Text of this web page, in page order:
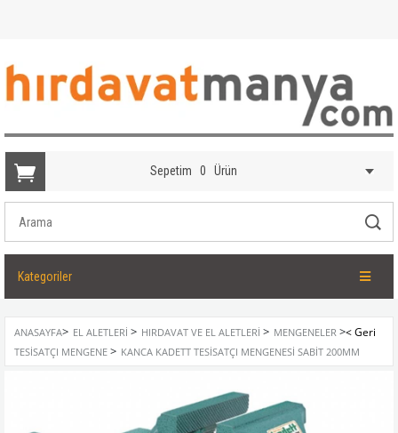
Sepetim 0 Ürün
Kategoriler
ANASAYFA> EL ALETLERI > HIRDAVAT VE EL ALETLERI > MENGENELER >
TESISATÇI MENGENE > KANCA KADETT TESISATÇI MENGENESI SABIT 200MM